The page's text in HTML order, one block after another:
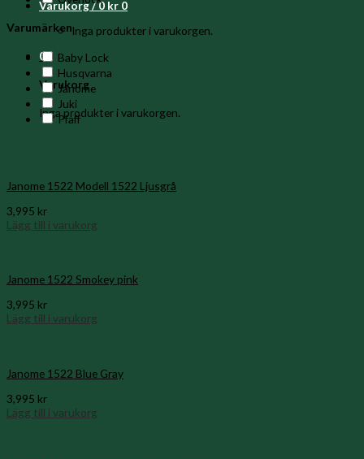
Varukorg /0 kr 0
Inga produkter i varukorgen.
0
Varukorg
Inga produkter i varukorgen.
Varumärken
Baby Lock
Husqvarna
Janome
Juki
Pfaff
Janome 1522 Modell 1522 Ljusgrå
3,995 kr
Lägg till i varukorg
Janome 1522 Smokey pink
3,995 kr
Lägg till i varukorg
Janome 1522 Blue Gray
3,995 kr
Lägg till i varukorg